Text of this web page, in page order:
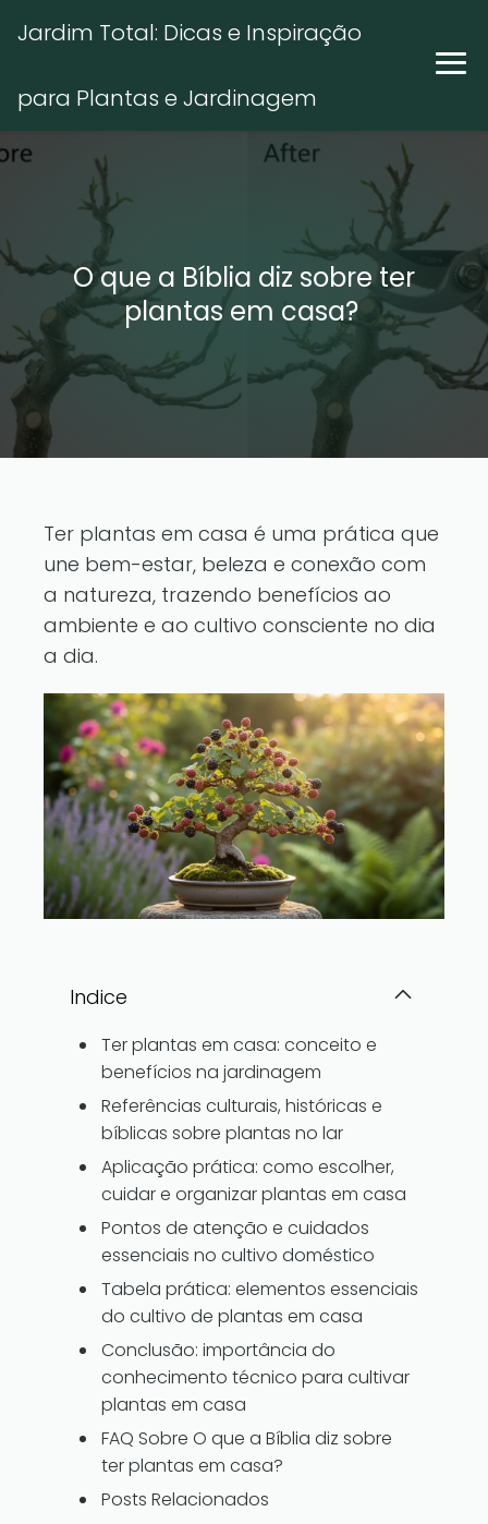
Jardim Total: Dicas e Inspiração
para Plantas e Jardinagem
O que a Bíblia diz sobre ter
plantas em casa?
Ter plantas em casa é uma prática que
une bem-estar, beleza e conexão com
a natureza, trazendo benefícios ao
ambiente e ao cultivo consciente no dia
a dia.
Indice
Ter plantas em casa: conceito e
benefícios na jardinagem
Referências culturais, históricas e
bíblicas sobre plantas no lar
Aplicação prática: como escolher,
cuidar e organizar plantas em casa
Pontos de atenção e cuidados
essenciais no cultivo doméstico
Tabela prática: elementos essenciais
do cultivo de plantas em casa
Conclusão: importância do
conhecimento técnico para cultivar
plantas em casa
FAQ Sobre O que a Bíblia diz sobre
ter plantas em casa?
Posts Relacionados